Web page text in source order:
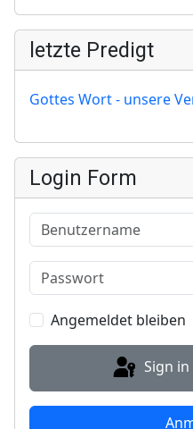
letzte Predigt
Gottes Wort - unsere
Login Form
Benutzername
Passwort
Angemeldet bleiben
Sign